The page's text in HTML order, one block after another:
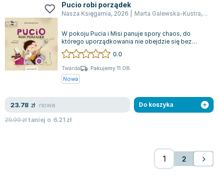
Pucio robi porządek
Nasza Księgarnia, 2026 Marta Galewska-Kustra,
W pokoju Pucia i Misi panuje spory chaos, do
którego uporządkowania nie obejdzie się bez
pomocy taty. Niestety, zamiast sprzątać,...
0.0
Twarda
Pakujemy 11.08
Nowa
23.78 zł nowa
29.99złtaniej o 6.21 zł
Do koszyka
2